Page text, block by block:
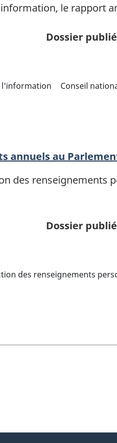
le rapport
Dossier
l'information Conseil
annuels au
des renseignements
Dossier
des renseignements